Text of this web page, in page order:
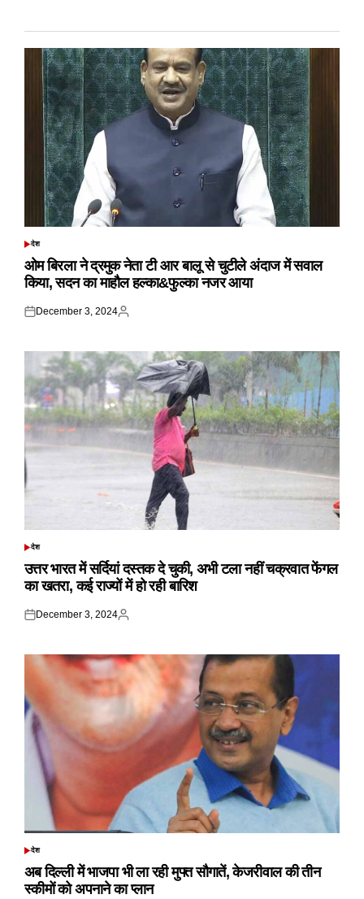
POSTED
देश
ओम बिरला ने द्रमुक नेता टी आर बालू से चुटीले अंदाज में सवाल
किया, सदन का माहौल हल्का&फुल्का नजर आया
Posted
December 3, 2024
Posted
POSTED
देश
उत्तर भारत में सर्दियां दस्तक दे चुकी, अभी टला नहीं चक्रवात फेंगल
का खतरा, कई राज्यों में हो रही बारिश
Posted
December 3, 2024
Posted
POSTED
देश
अब दिल्ली में भाजपा भी ला रही मुफ्त सौगातें, केजरीवाल की तीन
स्कीमों को अपनाने का प्लान